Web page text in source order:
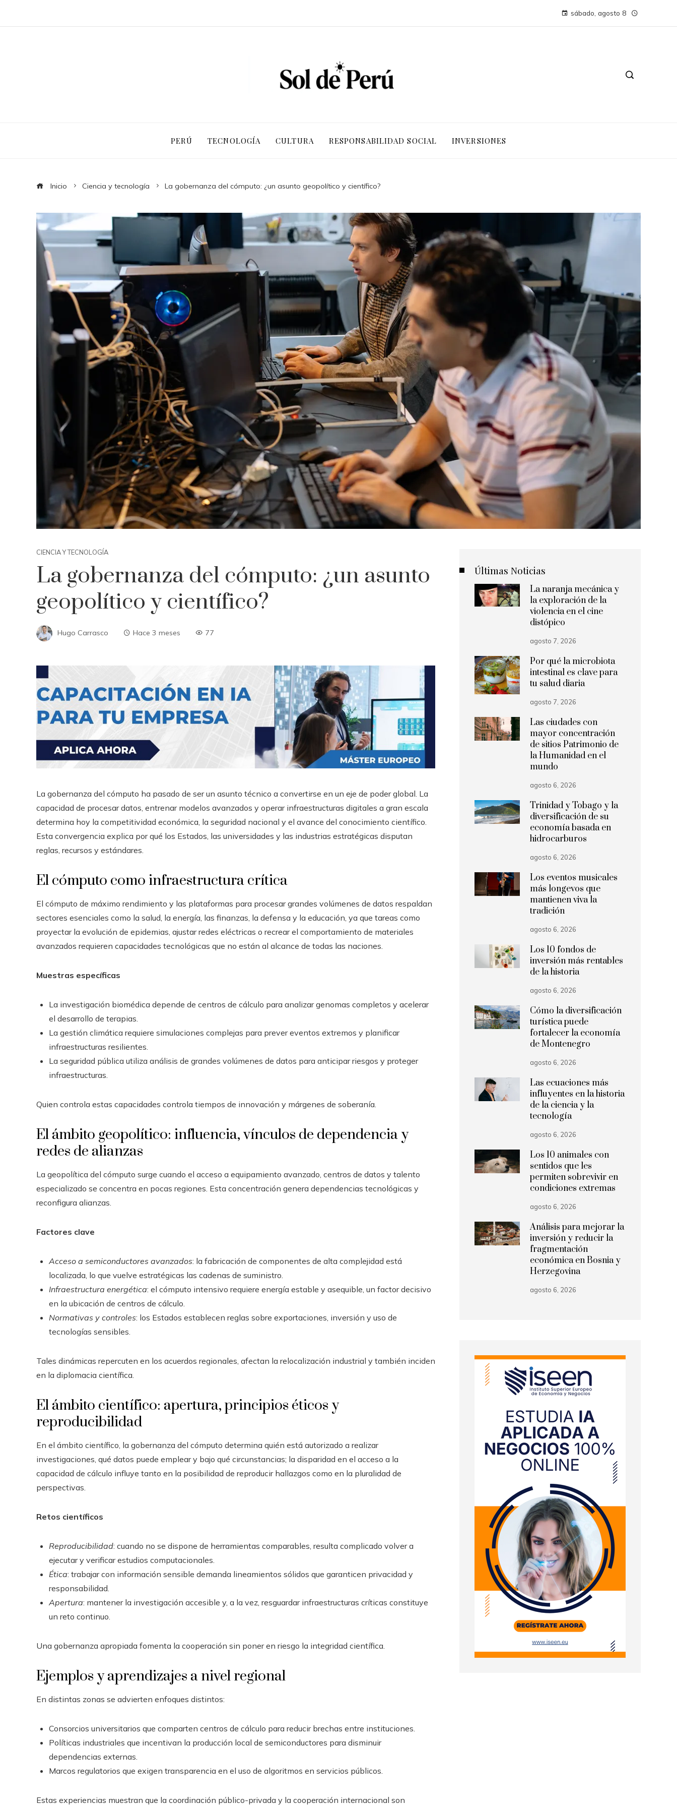
sábado, agosto 8
PERÚ TECNOLOGÍA CULTURA RESPONSABILIDAD SOCIAL INVERSIONES
Inicio Ciencia y tecnología La gobernanza del cómputo: ¿un asunto geopolítico y científico?
CIENCIA Y TECNOLOGÍA
La gobernanza del cómputo: ¿un asunto
geopolítico y científico?
Hugo Carrasco Hace 3 meses 77
La gobernanza del cómputo ha pasado de ser un asunto técnico a convertirse en un eje de poder global. La
capacidad de procesar datos, entrenar modelos avanzados y operar infraestructuras digitales a gran escala
determina hoy la competitividad económica, la seguridad nacional y el avance del conocimiento científico.
Esta convergencia explica por qué los Estados, las universidades y las industrias estratégicas disputan
reglas, recursos y estándares.
El cómputo como infraestructura crítica
El cómputo de máximo rendimiento y las plataformas para procesar grandes volúmenes de datos respaldan
sectores esenciales como la salud, la energía, las finanzas, la defensa y la educación, ya que tareas como
proyectar la evolución de epidemias, ajustar redes eléctricas o recrear el comportamiento de materiales
avanzados requieren capacidades tecnológicas que no están al alcance de todas las naciones.
Muestras específicas
La investigación biomédica depende de centros de cálculo para analizar genomas completos y acelerar
el desarrollo de terapias.
La gestión climática requiere simulaciones complejas para prever eventos extremos y planificar
infraestructuras resilientes.
La seguridad pública utiliza análisis de grandes volúmenes de datos para anticipar riesgos y proteger
infraestructuras.
Quien controla estas capacidades controla tiempos de innovación y márgenes de soberanía.
El ámbito geopolítico: influencia, vínculos de dependencia y
redes de alianzas
La geopolítica del cómputo surge cuando el acceso a equipamiento avanzado, centros de datos y talento
especializado se concentra en pocas regiones. Esta concentración genera dependencias tecnológicas y
reconfigura alianzas.
Factores clave
Acceso a semiconductores avanzados: la fabricación de componentes de alta complejidad está
localizada, lo que vuelve estratégicas las cadenas de suministro.
Infraestructura energética: el cómputo intensivo requiere energía estable y asequible, un factor decisivo
en la ubicación de centros de cálculo.
Normativas y controles: los Estados establecen reglas sobre exportaciones, inversión y uso de
tecnologías sensibles.
Tales dinámicas repercuten en los acuerdos regionales, afectan la relocalización industrial y también inciden
en la diplomacia científica.
El ámbito científico: apertura, principios éticos y
reproducibilidad
En el ámbito científico, la gobernanza del cómputo determina quién está autorizado a realizar
investigaciones, qué datos puede emplear y bajo qué circunstancias; la disparidad en el acceso a la
capacidad de cálculo influye tanto en la posibilidad de reproducir hallazgos como en la pluralidad de
perspectivas.
Retos científicos
Reproducibilidad: cuando no se dispone de herramientas comparables, resulta complicado volver a
ejecutar y verificar estudios computacionales.
Ética: trabajar con información sensible demanda lineamientos sólidos que garanticen privacidad y
responsabilidad.
Apertura: mantener la investigación accesible y, a la vez, resguardar infraestructuras críticas constituye
un reto continuo.
Una gobernanza apropiada fomenta la cooperación sin poner en riesgo la integridad científica.
Ejemplos y aprendizajes a nivel regional
En distintas zonas se advierten enfoques distintos:
Consorcios universitarios que comparten centros de cálculo para reducir brechas entre instituciones.
Políticas industriales que incentivan la producción local de semiconductores para disminuir
dependencias externas.
Marcos regulatorios que exigen transparencia en el uso de algoritmos en servicios públicos.
Estas experiencias muestran que la coordinación público-privada y la cooperación internacional son
Últimas Noticias
La naranja mecánica y
la exploración de la
violencia en el cine
distópico
agosto 7, 2026
Por qué la microbiota
intestinal es clave para
tu salud diaria
agosto 7, 2026
Las ciudades con
mayor concentración
de sitios Patrimonio de
la Humanidad en el
mundo
agosto 6, 2026
Trinidad y Tobago y la
diversificación de su
economía basada en
hidrocarburos
agosto 6, 2026
Los eventos musicales
más longevos que
mantienen viva la
tradición
agosto 6, 2026
Los 10 fondos de
inversión más rentables
de la historia
agosto 6, 2026
Cómo la diversificación
turística puede
fortalecer la economía
de Montenegro
agosto 6, 2026
Las ecuaciones más
influyentes en la historia
de la ciencia y la
tecnología
agosto 6, 2026
Los 10 animales con
sentidos que les
permiten sobrevivir en
condiciones extremas
agosto 6, 2026
Análisis para mejorar la
inversión y reducir la
fragmentación
económica en Bosnia y
Herzegovina
agosto 6, 2026